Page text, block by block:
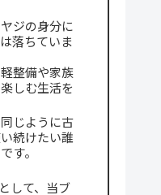
ジの身分に
落ちていま
整備や家族
しむ生活を
じように古
続けたい誰
す。
して、当ブ